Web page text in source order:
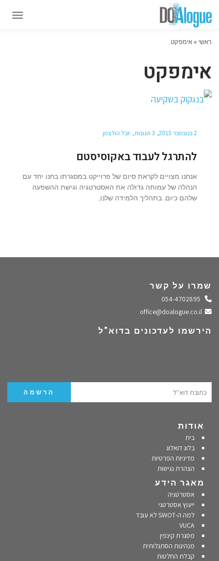
ראשי »אימפקט
אימפקט
2 בנובמבר 2015 3 תגובות יובל הולצמן
להתרגל לעבוד באקוסיסטם
אנחנו מצויים לקראת סיום של פרוייקט במסגרתו בחנו יחד עם
הנהלה של עמותה גדולה את האסטרטגיה וגישת ההשפעה
שלהם כיום. בתהליך הלמידה שלנו,
שמרו על קשר
התקשרו אלינו
שלחו מייל
הירשמו לעדכונים בדוא"ל
אודות
בית
בלוג דואלוג
מדיניות הפרטיות
הצהרת נגישות
מאגר הידע
אסטרטגיה
ייעוץ אסטרטגי
למה ה-SWOT לא עובד
VUCA
מסגרת קינפין
מנהיגות הסתגלותית
קבלת החלטות